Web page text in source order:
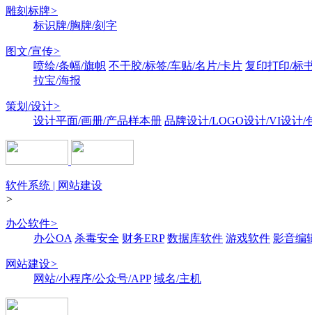
雕刻标牌>
标识牌/胸牌/刻字
图文/宣传>
喷绘/条幅/旗帜 不干胶/标签/车贴/名片/卡片 复印打印/标
拉宝/海报
策划/设计>
设计平面/画册/产品样本册 品牌设计/LOGO设计/VI设计/
软件系统 | 网站建设
>
办公软件>
办公OA 杀毒安全 财务ERP 数据库软件 游戏软件 影音编
网站建设>
网站/小程序/公众号/APP 域名/主机